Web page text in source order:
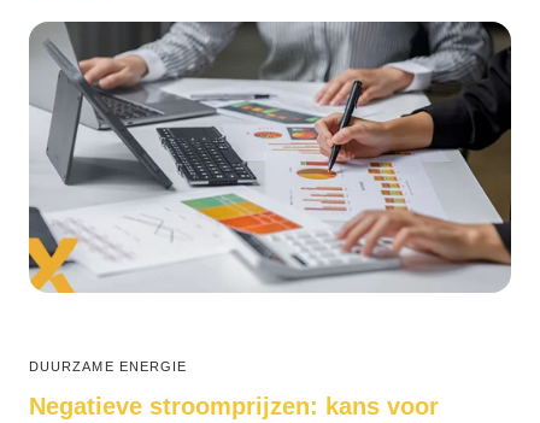
DUURZAME ENERGIE
Negatieve stroomprijzen: kans voor